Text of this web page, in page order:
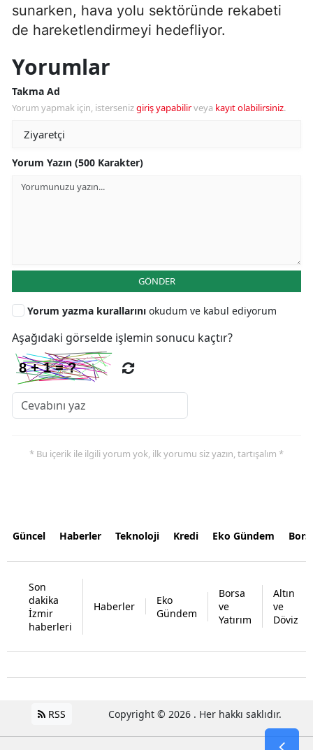
sunarken, hava yolu sektöründe rekabeti
de hareketlendirmeyi hedefliyor.
Yorumlar
Takma Ad
Yorum yapmak için, istersenizgiriş yapabilirveya kayıt olabilirsiniz.
Yorum Yazın (500 Karakter)
GÖNDER
Yorum yazma kurallarını okudum ve kabul ediyorum
Aşağıdaki görselde işlemin sonucu kaçtır?
* Bu içerik ile ilgili yorum yok, ilk yorumu siz yazın, tartışalım *
Güncel Haberler Teknoloji Kredi Eko Gündem
Son
dakika
İzmir
haberleri
Haberler
Eko
Gündem
Borsa
ve
Yatırım
Altın
ve
Döviz
RSS Copyright © 2026 . Her hakkı saklıdır.